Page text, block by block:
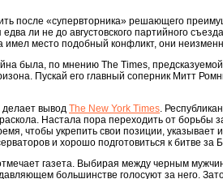
после «супервторника» решающего
ли не до августовского партийного
имел место подобный конфликт, они
была, по мнению The Times,
Пускай его главный соперник Митт
делает вывод The New York Times.
Настала пора переходить от борьбы
чтобы укрепить свои позиции,
и хорошо подготовиться к битве за
газета. Выбирая между черным
большинстве голосуют за него.